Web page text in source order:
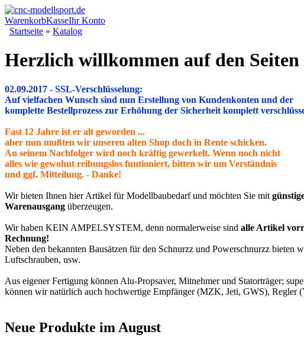
WarenkorbKasseIhr Konto
Startseite » Katalog
Herzlich willkommen auf den
02.09.2017 - SSL-Verschlüsselung:
Auf vielfachen Wunsch sind nun Erstellung von Kundenkonten und der
komplette Bestellprozess zur Erhöhung der Sicherheit komplett
Fast 12 Jahre ist er alt geworden ...
aber nun mußten wir unseren alten Shop doch in Rente schicken.
An seinem Nachfolger wird noch kräftig gewerkelt. Wenn noch nicht
alles wie gewohnt reibungslos funtioniert, bitten wir um Verständnis
und ggf. Mitteilung. - Danke!
Wir bieten Ihnen hier Artikel für Modellbaubedarf und möchten Sie mit
Warenausgang überzeugen.
Wir haben KEIN AMPELSYSTEM, denn normalerweise sind alle Artikel
Rechnung!
Neben den bekannten Bausätzen für den Schnurzz und Powerschnurzz
Luftschrauben, usw.
Aus eigener Fertigung können Alu-Propsaver, Mitnehmer und Statorträger;
können wir natürlich auch hochwertige Empfänger (MZK, Jeti, GWS),
Neue Produkte im August